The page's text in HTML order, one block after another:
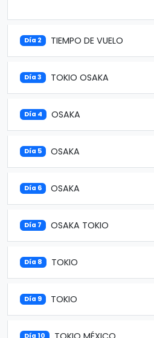
Día 2 TIEMPO DE VUELO
Día 3 TOKIO OSAKA
Día 4 OSAKA
Día 5 OSAKA
Día 6 OSAKA
Día 7 OSAKA TOKIO
Día 8 TOKIO
Día 9 TOKIO
Día 10